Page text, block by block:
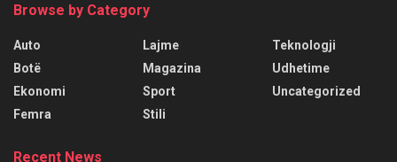
Browse by Category
Auto
Botë
Ekonomi
Femra
Lajme
Magazina
Sport
Stili
Teknologji
Udhetime
Uncategorized
Recent News